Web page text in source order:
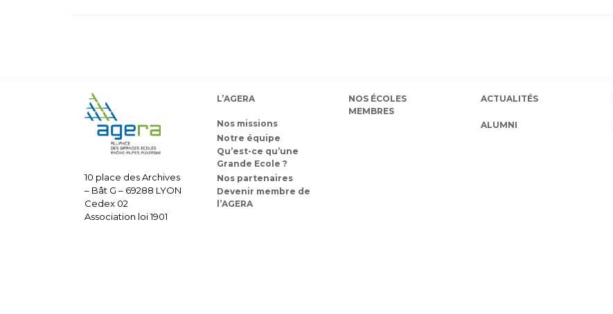
10 place des Archives
– Bât G – 69288 LYON
Cedex 02
Association loi 1901
L’AGERA
Nos missions
Notre équipe
Qu’est-ce qu’une
Grande Ecole ?
Nos partenaires
Devenir membre de
l’AGERA
NOS ÉCOLES
MEMBRES
ACTUALITÉS
ALUMNI